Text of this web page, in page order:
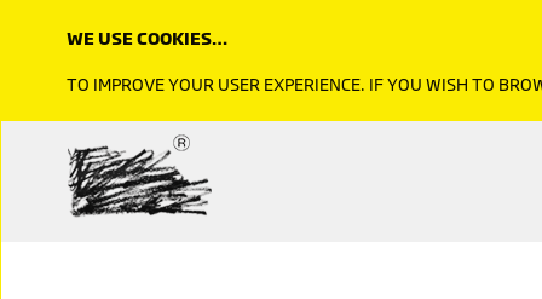
WE USE COOKIES…
TO IMPROVE YOUR USER EXPERIENCE. IF YOU WISH TO